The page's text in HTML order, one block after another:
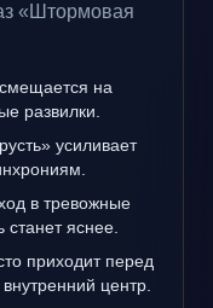
«Штормовая
на
развилки.
усиливает
в тревожные
яснее.
приходит перед
центр.